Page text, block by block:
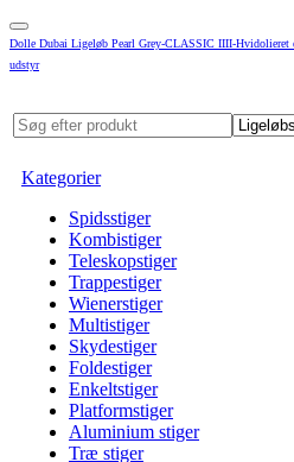
Dolle Dubai Ligeløb Pearl Grey-CLASSIC IIII-Hvidolieret
udstyr
Kategorier
Spidsstiger
Kombistiger
Teleskopstiger
Trappestiger
Wienerstiger
Multistiger
Skydestiger
Foldestiger
Enkeltstiger
Platformstiger
Aluminium stiger
Træ stiger